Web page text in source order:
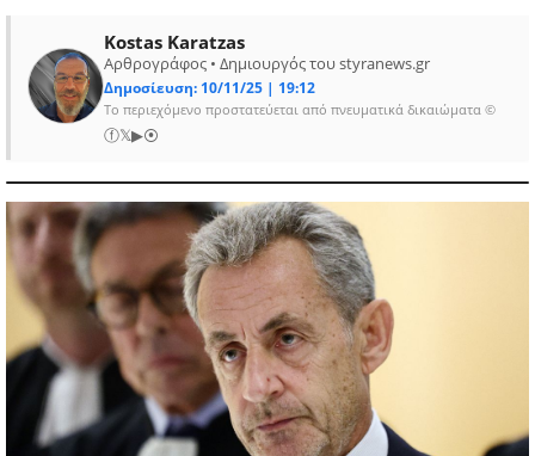
Kostas Karatzas
Αρθρογράφος • Δημιουργός του styranews.gr
Δημοσίευση: 10/11/25 | 19:12
Το περιεχόμενο προστατεύεται από πνευματικά δικαιώματα ©
ⓕ𝕏▶⦿